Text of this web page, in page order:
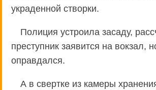
украденной створки.
Полиция устроила засаду,
преступник заявится на вокзал,
оправдался.
А в свертке из камеры